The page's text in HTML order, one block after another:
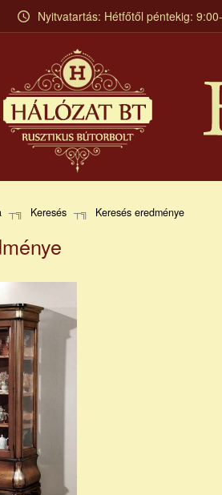
Nyitvatartás: Hétfőtől péntekig:
Keresés Keresés eredménye